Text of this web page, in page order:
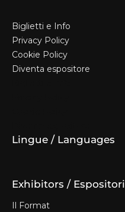
Biglietti e Info
Privacy Policy
Cookie Policy
Diventa espositore
Lingue / Languages
Exhibitors / Espositori
Il Format